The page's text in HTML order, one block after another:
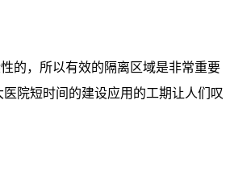
的，所以有效的隔离区域是非常重要
院短时间的建设应用的工期让人们叹